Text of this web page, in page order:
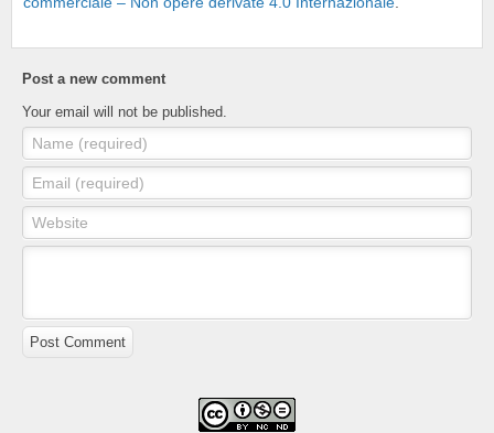
Post a new comment
Your email will not be published.
Name (required)
Email (required)
Website
Post Comment